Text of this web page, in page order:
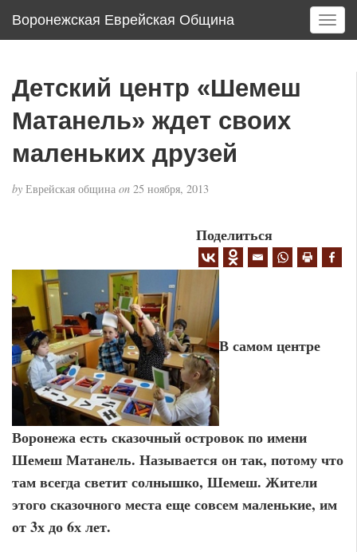
Воронежская Еврейская Община
T
o
i
o
Детский центр «Шемеш
Матанель» ждет своих
маленьких друзей
by Еврейская община on 25 ноября, 2013
Поделиться
В самом центре
Воронежа есть сказочный островок по имени
Шемеш Матанель. Называется он так, потому что
там всегда светит солнышко, Шемеш. Жители
этого сказочного места еще совсем маленькие, им
от 3х до 6х лет.